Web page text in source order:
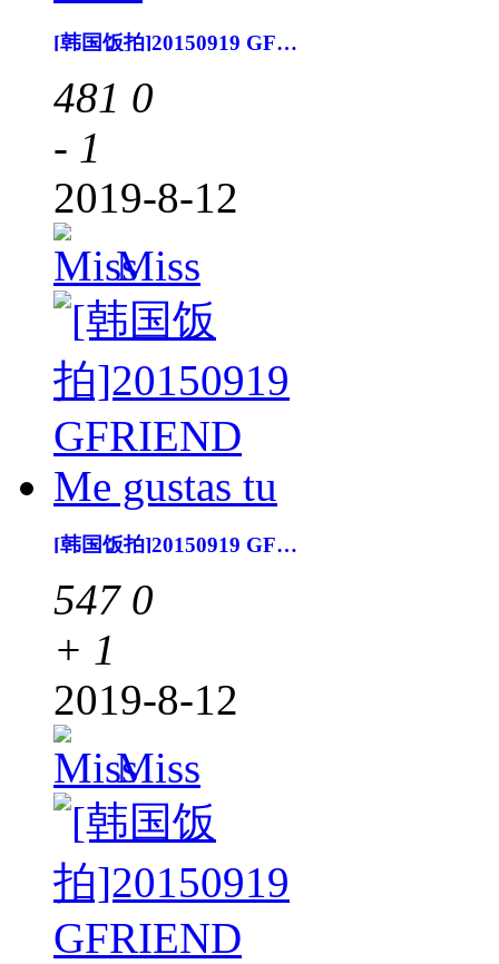
[韩国饭拍]20150919 GFRIEND ONE
481 0
- 1
2019-8-12
Miss
[韩国饭拍]20150919 GFRIEND Me gustas tu
547 0
+ 1
2019-8-12
Miss